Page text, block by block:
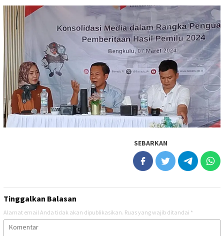
SEBARKAN
Tinggalkan Balasan
Alamat email Anda tidak akan dipublikasikan. Ruas yang wajib ditandai *